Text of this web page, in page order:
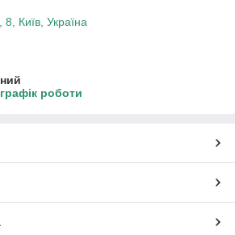
Київ, Україна
роботи